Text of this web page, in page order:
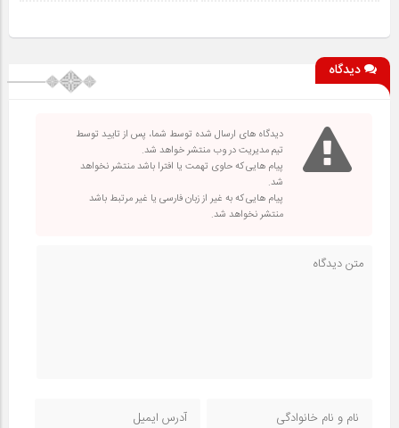
دیدگاه
دیدگاه های ارسال شده توسط شما، پس از تایید توسط
تیم مدیریت در وب منتشر خواهد شد.
پیام هایی که حاوی تهمت یا افترا باشد منتشر نخواهد
شد.
پیام هایی که به غیر از زبان فارسی یا غیر مرتبط باشد
منتشر نخواهد شد.